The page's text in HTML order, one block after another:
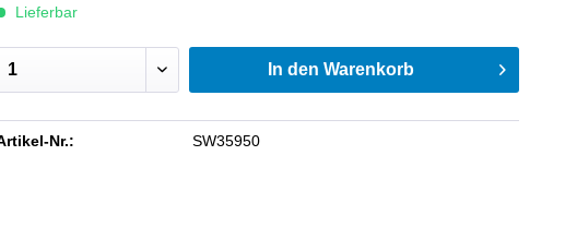
Lieferbar
In den Warenkorb
Nr.: SW35950